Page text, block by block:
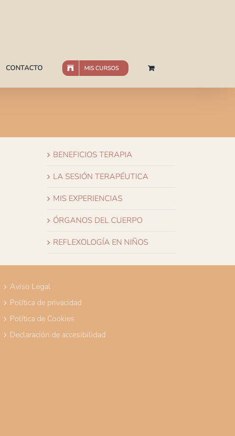
CONTACTO MIS CURSOS
BENEFICIOS TERAPIA
LA SESIÓN TERAPÉUTICA
MIS EXPERIENCIAS
ÓRGANOS DEL CUERPO
REFLEXOLOGÍA EN NIÑOS
Aviso Legal
Política de privacidad
Política de Cookies
Declaración de accesibilidad